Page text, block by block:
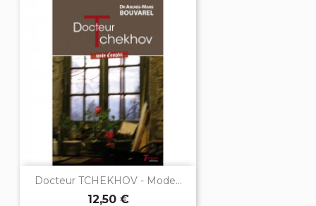
Docteur TCHEKHOV - Mode...
12,50 €